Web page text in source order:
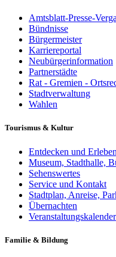
Amtsblatt-Presse-
Bündnisse
Bürgermeister
Karriereportal
Neubürgerinformation
Partnerstädte
Rat - Gremien -
Stadtverwaltung
Wahlen
Tourismus & Kultur
Entdecken und Erleben
Museum, Stadthalle,
Sehenswertes
Service und Kontakt
Stadtplan, Anreise,
Übernachten
Veranstaltungskalender
Familie & Bildung